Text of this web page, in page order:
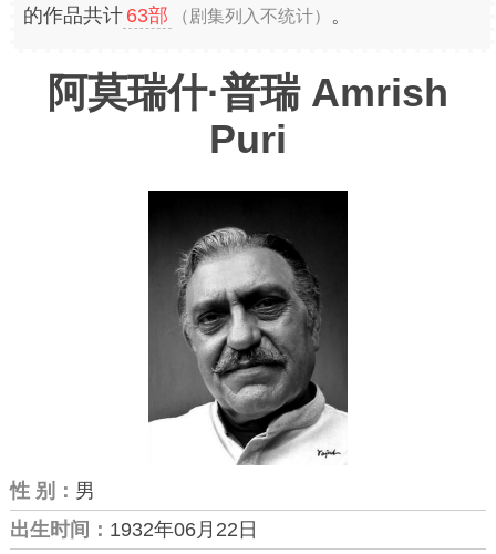
的作品共计 63部 （剧集列入不统计） 。
阿莫瑞什·普瑞 Amrish
Puri
性 别： 男
出生时间： 1932年06月22日